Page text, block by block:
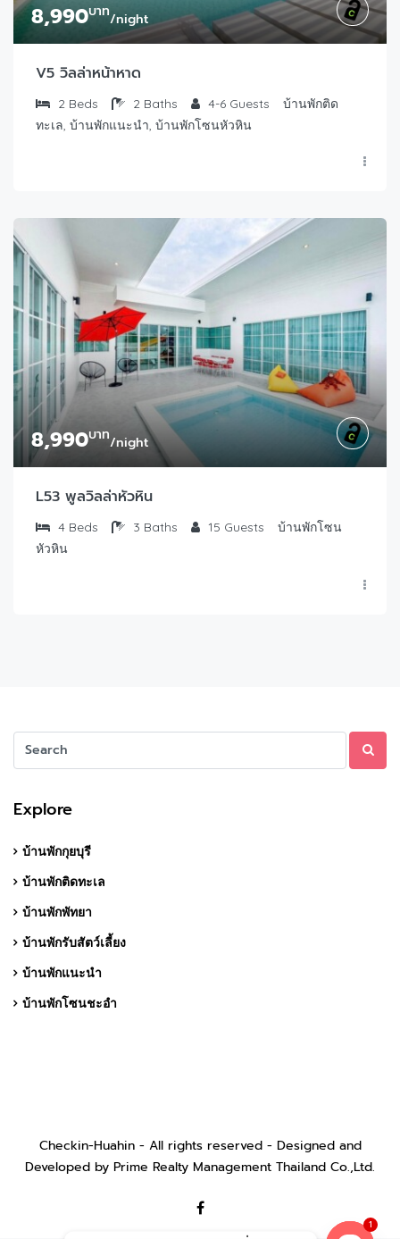
8,990บาท/night
V5 วิลล่าหน้าหาด
2 Beds 2 Baths 4-6 Guests
บ้านพักติด
ทะเล, บ้านพักแนะนำ, บ้านพักโซนหัวหิน
8,990บาท/night
L53 พูลวิลล่าหัวหิน
4 Beds 3 Baths 15 Guests
บ้านพักโซน
หัวหิน
Explore
บ้านพักกุยบุรี
บ้านพักติดทะเล
บ้านพักพัทยา
บ้านพักรับสัตว์เลี้ยง
บ้านพักแนะนำ
บ้านพักโซนชะอำ
Checkin-Huahin - All rights reserved - Designed and
Developed by Prime Realty Management Thailand Co.,Ltd.
1